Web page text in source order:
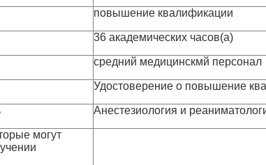
повышение квалификации
36 академических часов(а)
средний медицинскмй персонал
Удостоверение о повышение
Анестезиология и
могут